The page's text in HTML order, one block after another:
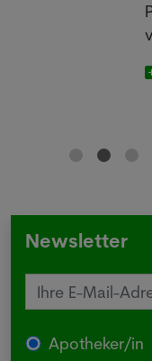
Newsletter
Apotheker/in